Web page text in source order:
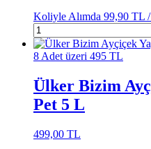
Koliyle Alımda 99,90 TL /
8 Adet üzeri 495 TL
Ülker Bizim
Pet 5 L
499,00 TL